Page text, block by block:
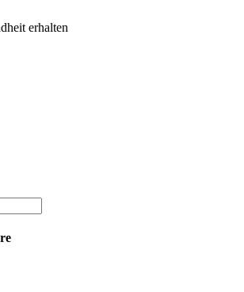
erhalten